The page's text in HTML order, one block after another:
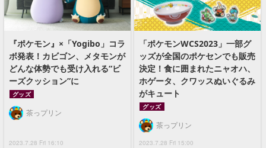
『ポケモン』×「Yogibo」コラ
ボ発表！カビゴン、メタモンが
どんな体勢でも受け入れる“ビ
ーズクッション”に
グッズ
2023.7.28 Fri 16:10
茶っプリン
「ポケモンWCS2023」一部グ
ッズが全国のポケセンでも販売
決定！食に囲まれたニャオハ、
ホゲータ、クワッスぬいぐるみ
がキュート
グッズ
2023.7.28 Fri 15:00
茶っプリン